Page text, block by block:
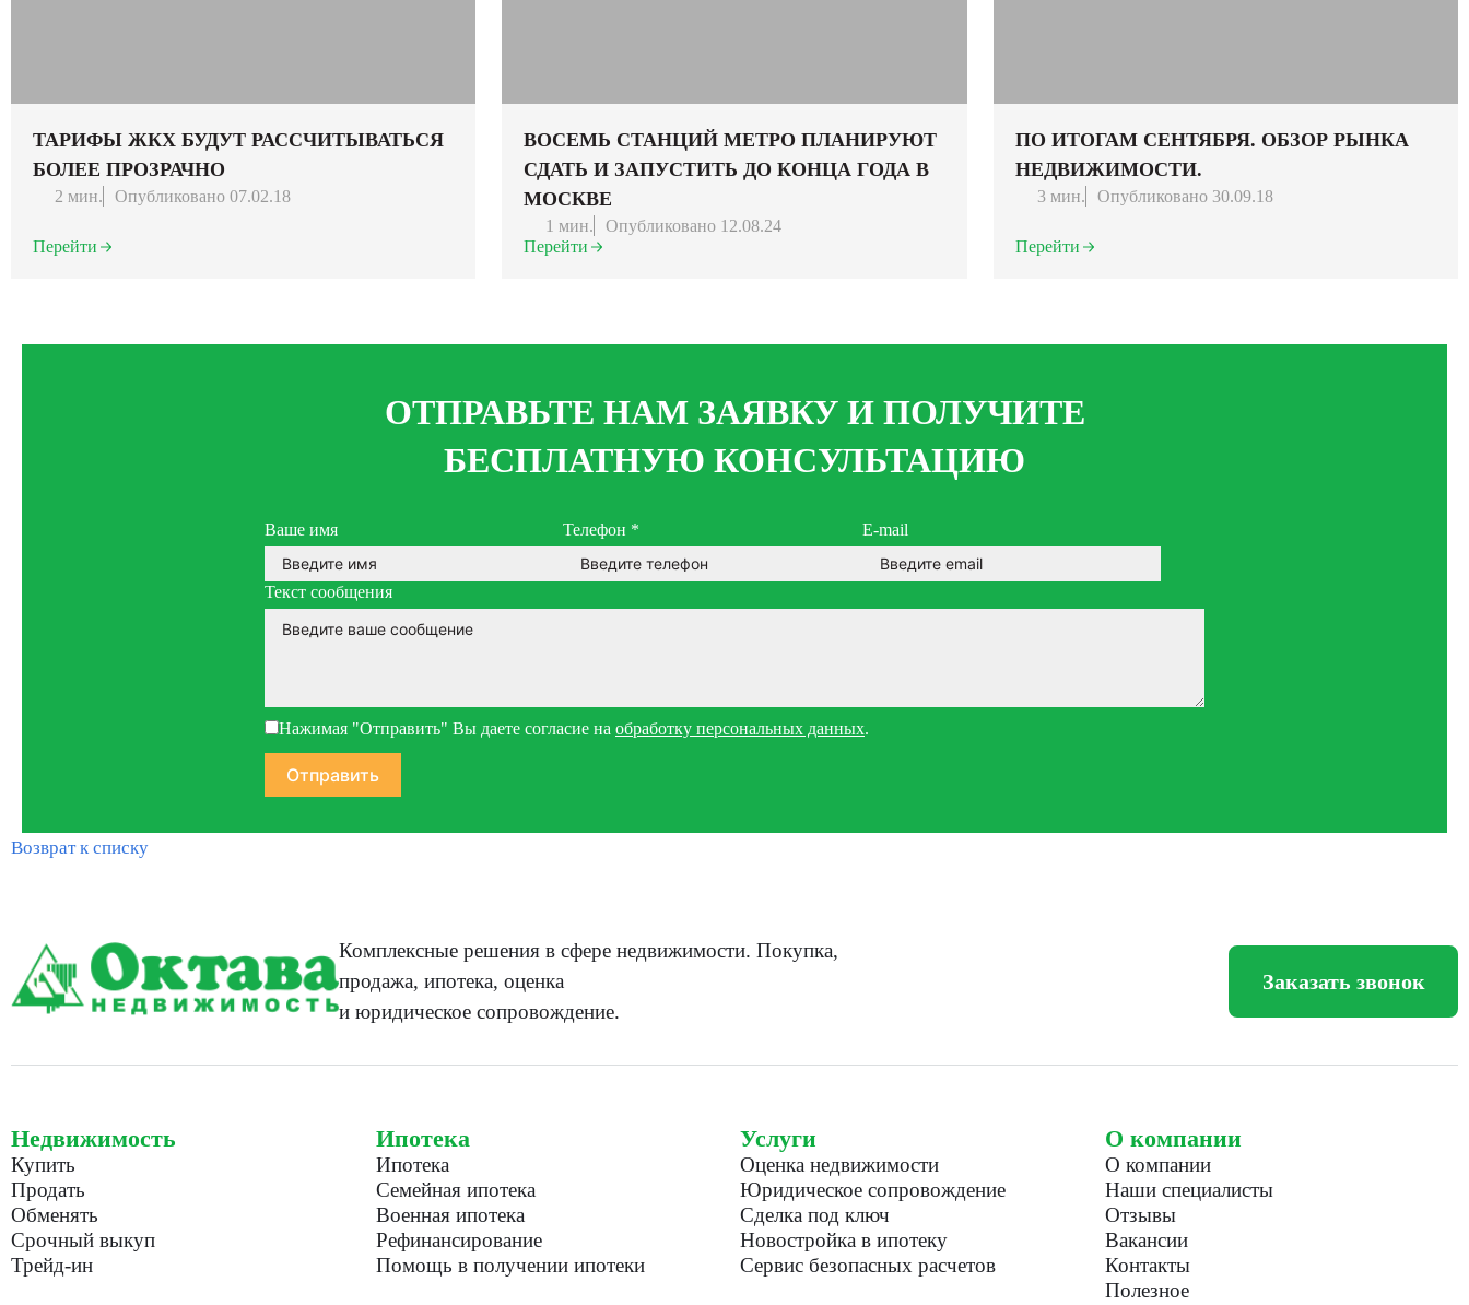
ТАРИФЫ ЖКХ БУДУТ РАССЧИТЫВАТЬСЯ
БОЛЕЕ ПРОЗРАЧНО
2 мин. Опубликовано 07.02.18
Перейти
ВОСЕМЬ СТАНЦИЙ МЕТРО ПЛАНИРУЮТ
СДАТЬ И ЗАПУСТИТЬ ДО КОНЦА ГОДА В
МОСКВЕ
1 мин.
Опубликовано 12.08.24
Перейти
ПО ИТОГАМ СЕНТЯБРЯ. ОБЗОР РЫНКА
НЕДВИЖИМОСТИ.
3 мин. Опубликовано 30.09.18
Перейти
ОТПРАВЬТЕ НАМ ЗАЯВКУ И ПОЛУЧИТЕ
БЕСПЛАТНУЮ КОНСУЛЬТАЦИЮ
Ваше имя Телефон * E-mail
Текст сообщения
Нажимая "Отправить" Вы даете согласие на обработку персональных данных.
Возврат к списку
Комплексные решения в сфере недвижимости. Покупка,
продажа, ипотека, оценка
и юридическое сопровождение.
Заказать звонок
Недвижимость
Купить
Продать
Обменять
Срочный выкуп
Трейд-ин
Ипотека
Ипотека
Семейная ипотека
Военная ипотека
Рефинансирование
Помощь в получении ипотеки
Услуги
Оценка недвижимости
Юридическое сопровождение
Сделка под ключ
Новостройка в ипотеку
Сервис безопасных расчетов
О компании
О компании
Наши специалисты
Отзывы
Вакансии
Контакты
Полезное